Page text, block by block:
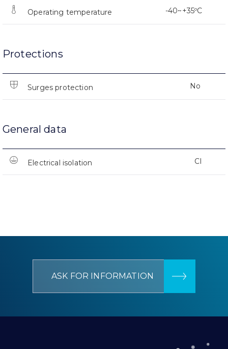
Operating temperature -40~+35ºC
Protections
Surges protection No
General data
Electrical isolation CI
ASK FOR INFORMATION